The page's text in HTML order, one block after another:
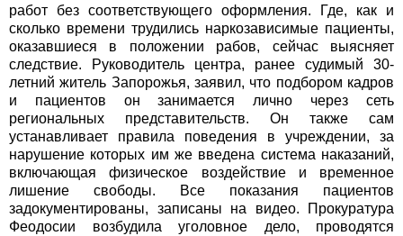
работ без соответствующего оформления. Где, как и
сколько времени трудились наркозависимые пациенты,
оказавшиеся в положении рабов, сейчас выясняет
следствие. Руководитель центра, ранее судимый 30-
летний житель Запорожья, заявил, что подбором кадров
и пациентов он занимается лично через сеть
региональных представительств. Он также сам
устанавливает правила поведения в учреждении, за
нарушение которых им же введена система наказаний,
включающая физическое воздействие и временное
лишение свободы. Все показания пациентов
задокументированы, записаны на видео. Прокуратура
Феодосии возбудила уголовное дело, проводятся